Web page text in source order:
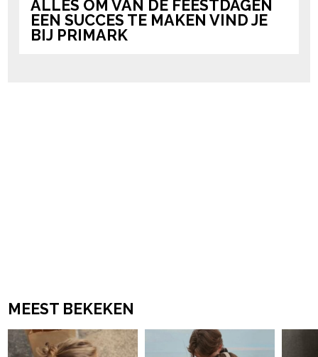
ALLES OM VAN DE FEESTDAGEN
EEN SUCCES TE MAKEN VIND JE
BIJ PRIMARK
MEEST BEKEKEN